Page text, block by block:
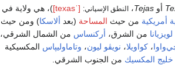
أو Tejas، النطق الإسپاني: [ˈtexas]
)، هي ولاية في
أمريكية من حيث المساحة (بعد ألاسكا) ومن حيث
لويزيانا من الشرق، أركنساس من الشمال الشرقي،
، كواويلا، نويڤو ليون، وتاماوليپاس المكسيكية
خليج المكسيك من الجنوب الشرقي.